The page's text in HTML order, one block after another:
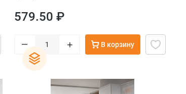
579.50 ₽
– + В корзину